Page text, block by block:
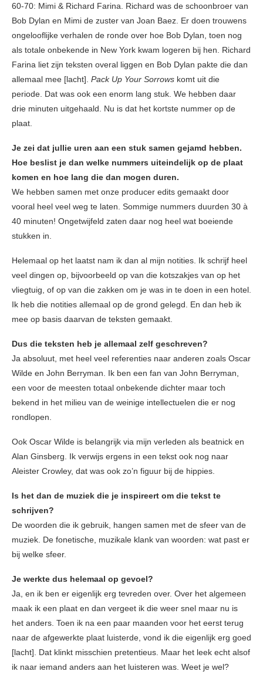
60-70: Mimi & Richard Farina. Richard was de schoonbroer van
Bob Dylan en Mimi de zuster van Joan Baez. Er doen trouwens
ongelooflijke verhalen de ronde over hoe Bob Dylan, toen nog
als totale onbekende in New York kwam logeren bij hen. Richard
Farina liet zijn teksten overal liggen en Bob Dylan pakte die dan
allemaal mee [lacht]. Pack Up Your Sorrows komt uit die
periode. Dat was ook een enorm lang stuk. We hebben daar
drie minuten uitgehaald. Nu is dat het kortste nummer op de
plaat.
Je zei dat jullie uren aan een stuk samen gejamd hebben.
Hoe beslist je dan welke nummers uiteindelijk op de plaat
komen en hoe lang die dan mogen duren.
We hebben samen met onze producer edits gemaakt door
vooral heel veel weg te laten. Sommige nummers duurden 30 à
40 minuten! Ongetwijfeld zaten daar nog heel wat boeiende
stukken in.
Helemaal op het laatst nam ik dan al mijn notities. Ik schrijf heel
veel dingen op, bijvoorbeeld op van die kotszakjes van op het
vliegtuig, of op van die zakken om je was in te doen in een hotel.
Ik heb die notities allemaal op de grond gelegd. En dan heb ik
mee op basis daarvan de teksten gemaakt.
Dus die teksten heb je allemaal zelf geschreven?
Ja absoluut, met heel veel referenties naar anderen zoals Oscar
Wilde en John Berryman. Ik ben een fan van John Berryman,
een voor de meesten totaal onbekende dichter maar toch
bekend in het milieu van de weinige intellectuelen die er nog
rondlopen.
Ook Oscar Wilde is belangrijk via mijn verleden als beatnick en
Alan Ginsberg. Ik verwijs ergens in een tekst ook nog naar
Aleister Crowley, dat was ook zo’n figuur bij de hippies.
Is het dan de muziek die je inspireert om die tekst te
schrijven?
De woorden die ik gebruik, hangen samen met de sfeer van de
muziek. De fonetische, muzikale klank van woorden: wat past er
bij welke sfeer.
Je werkte dus helemaal op gevoel?
Ja, en ik ben er eigenlijk erg tevreden over. Over het algemeen
maak ik een plaat en dan vergeet ik die weer snel maar nu is
het anders. Toen ik na een paar maanden voor het eerst terug
naar de afgewerkte plaat luisterde, vond ik die eigenlijk erg goed
[lacht]. Dat klinkt misschien pretentieus. Maar het leek echt alsof
ik naar iemand anders aan het luisteren was. Weet je wel?